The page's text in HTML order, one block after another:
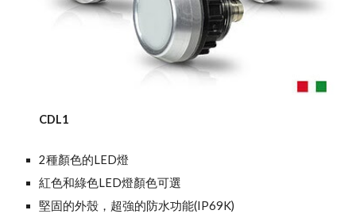
CDL1
2種顏色的LED燈
紅色和綠色LED燈顏色可選
堅固的外殼，超強的防水功能(IP69K)